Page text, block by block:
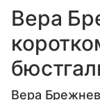
Вера
Вера